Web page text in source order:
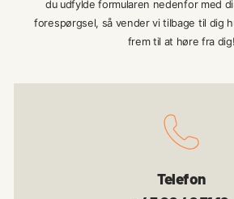
du udfylde formularen nedenfor med
forespørgsel, så vender vi tilbage til dig
frem til at høre fra dig!
Telefon